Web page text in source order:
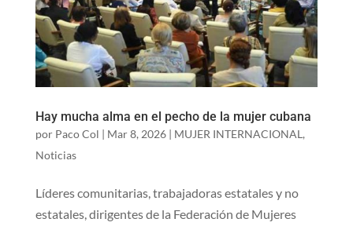
Hay mucha alma en el pecho de la mujer cubana
por Paco Col | Mar 8, 2026| MUJER INTERNACIONAL ,
Noticias
Líderes comunitarias, trabajadoras estatales y no
estatales, dirigentes de la Federación de Mujeres